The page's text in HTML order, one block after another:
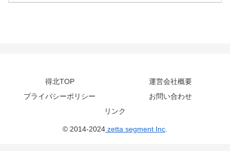
得北TOP
運営会社概要
プライバシーポリシー
お問い合わせ
リンク
© 2014-2024 zetta segment Inc